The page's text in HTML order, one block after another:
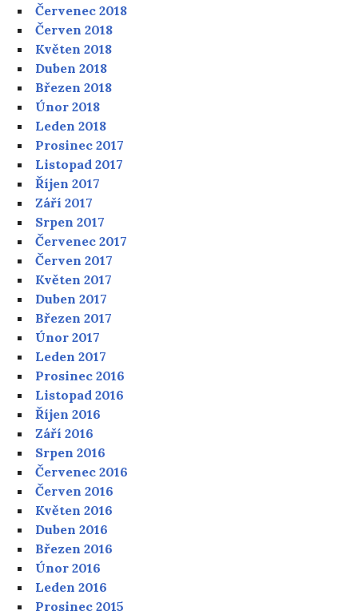
Červenec 2018
Červen 2018
Květen 2018
Duben 2018
Březen 2018
Únor 2018
Leden 2018
Prosinec 2017
Listopad 2017
Říjen 2017
Září 2017
Srpen 2017
Červenec 2017
Červen 2017
Květen 2017
Duben 2017
Březen 2017
Únor 2017
Leden 2017
Prosinec 2016
Listopad 2016
Říjen 2016
Září 2016
Srpen 2016
Červenec 2016
Červen 2016
Květen 2016
Duben 2016
Březen 2016
Únor 2016
Leden 2016
Prosinec 2015